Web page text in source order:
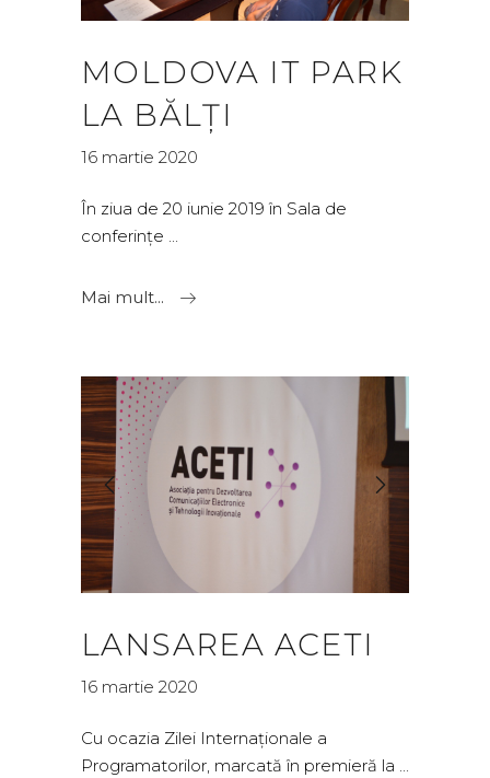
MOLDOVA IT PARK
LA BĂLȚI
16 martie 2020
În ziua de 20 iunie 2019 în Sala de
conferințe
Mai mult...
LANSAREA ACETI
16 martie 2020
Cu ocazia Zilei Internaționale a
Programatorilor, marcată în premieră la